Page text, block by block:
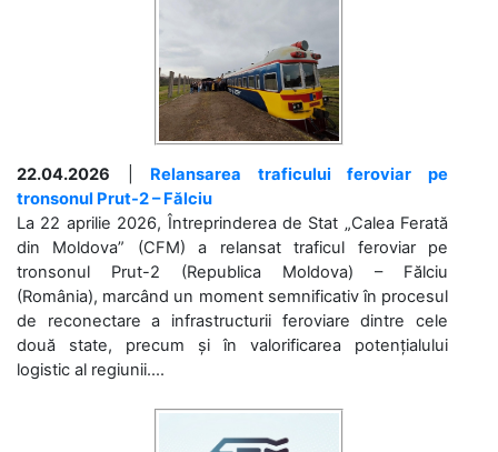
22.04.2026
Relansarea traficului feroviar pe
tronsonul Prut-2 – Fălciu
La 22 aprilie 2026, Întreprinderea de Stat „Calea Ferată
din Moldova” (CFM) a relansat traficul feroviar pe
tronsonul Prut-2 (Republica Moldova) – Fălciu
(România), marcând un moment semnificativ în procesul
de reconectare a infrastructurii feroviare dintre cele
două state, precum și în valorificarea potențialului
logistic al regiunii....